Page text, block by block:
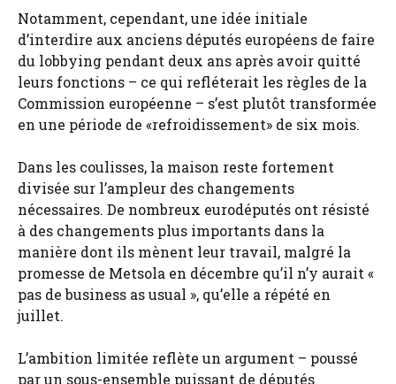
Notamment, cependant, une idée initiale
d’interdire aux anciens députés européens de faire
du lobbying pendant deux ans après avoir quitté
leurs fonctions – ce qui refléterait les règles de la
Commission européenne – s’est plutôt transformée
en une période de «refroidissement» de six mois.
Dans les coulisses, la maison reste fortement
divisée sur l’ampleur des changements
nécessaires. De nombreux eurodéputés ont résisté
à des changements plus importants dans la
manière dont ils mènent leur travail, malgré la
promesse de Metsola en décembre qu’il n’y aurait «
pas de business as usual », qu’elle a répété en
juillet.
L’ambition limitée reflète un argument – ​​poussé
par un sous-ensemble puissant de députés